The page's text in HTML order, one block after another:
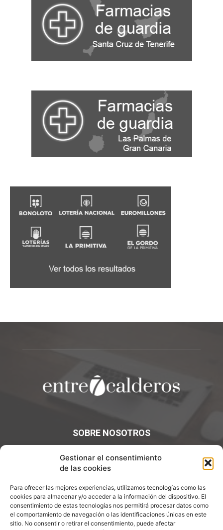
Gestionar el consentimiento
de las cookies
Para ofrecer las mejores experiencias, utilizamos tecnologías como las
cookies para almacenar y/o acceder a la información del dispositivo. El
consentimiento de estas tecnologías nos permitirá procesar datos como
el comportamiento de navegación o las identificaciones únicas en este
sitio. No consentir o retirar el consentimiento, puede afectar
SOBRE NOSOTROS
¡Bienvenidos a Entre7Calderos.com, el lugar donde la
gastronomía y la cultura culinaria se encuentran! Sumérgete
Contáctanos:info@entre7calderos.com